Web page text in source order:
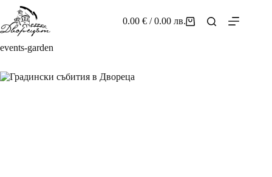
content
Shopping
0.00€ / 0.00 лв.
events-garden